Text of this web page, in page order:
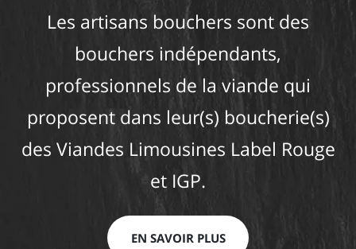
Les artisans bouchers sont des
bouchers indépendants,
professionnels de la viande qui
proposent dans leur(s) boucherie(s)
des Viandes Limousines Label Rouge
et IGP.
EN SAVOIR PLUS